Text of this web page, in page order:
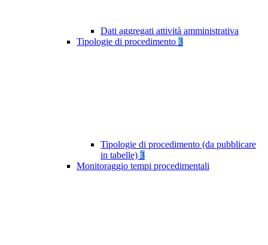
Dati aggregati attività amministrativa
Tipologie di procedimento 3
Tipologie di procedimento (da pubblicare
in tabelle) 3
Monitoraggio tempi procedimentali